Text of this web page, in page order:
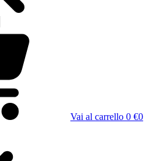
Vai al carrello 0 €0